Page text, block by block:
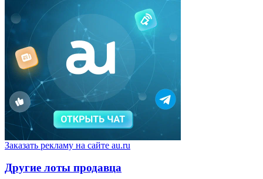
Заказать рекламу на сайте au.ru
Другие лоты продавца